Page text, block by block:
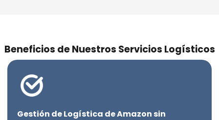
Beneficios de Nuestros Servicios Logísticos
Gestión de Logística de Amazon sin